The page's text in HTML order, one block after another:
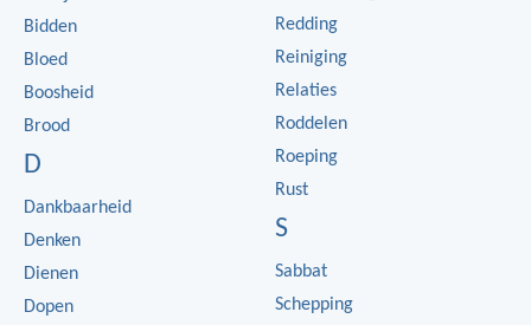
Bidden
Bloed
Boosheid
Brood
D
Dankbaarheid
Denken
Dienen
Dopen
Redding
Reiniging
Relaties
Roddelen
Roeping
Rust
S
Sabbat
Schepping